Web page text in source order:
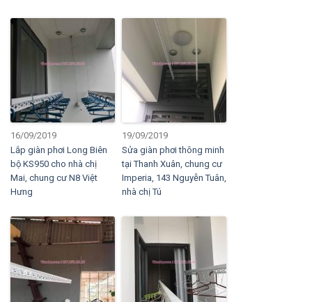
16/09/2019
Lắp giàn phơi Long Biên
bộ KS950 cho nhà chị
Mai, chung cư N8 Việt
Hưng
19/09/2019
Sửa giàn phơi thông minh
tại Thanh Xuân, chung cư
Imperia, 143 Nguyễn Tuân,
nhà chị Tú